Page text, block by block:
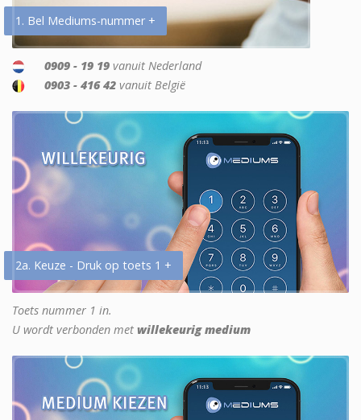
1. Bel Mediums-nummer +
0909 - 19 19 vanuit Nederland
0903 - 416 42 vanuit België
2a. Keuze - Druk op toets 1 +
Toets nummer 1 in.
U wordt verbonden met willekeurig medium